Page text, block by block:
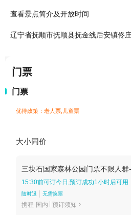
查看景点简介及开放时间
辽宁省抚顺市抚顺县抚金线后安镇佟
门票
门票
优待政策：老人票,儿童票
大小同价
三块石国家森林公园门票不限人群
15:30前可订今日,预订成功1小时后可用
随时退 无需换票
携程-国内 预订须知 